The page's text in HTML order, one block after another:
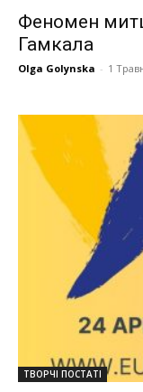
Феномен
Гамкала
Olga Golynska - 1
ТВОРЧІ ПОСТАТІ